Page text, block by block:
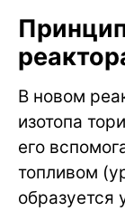
В новом
изотопа
его
топливом
образуется